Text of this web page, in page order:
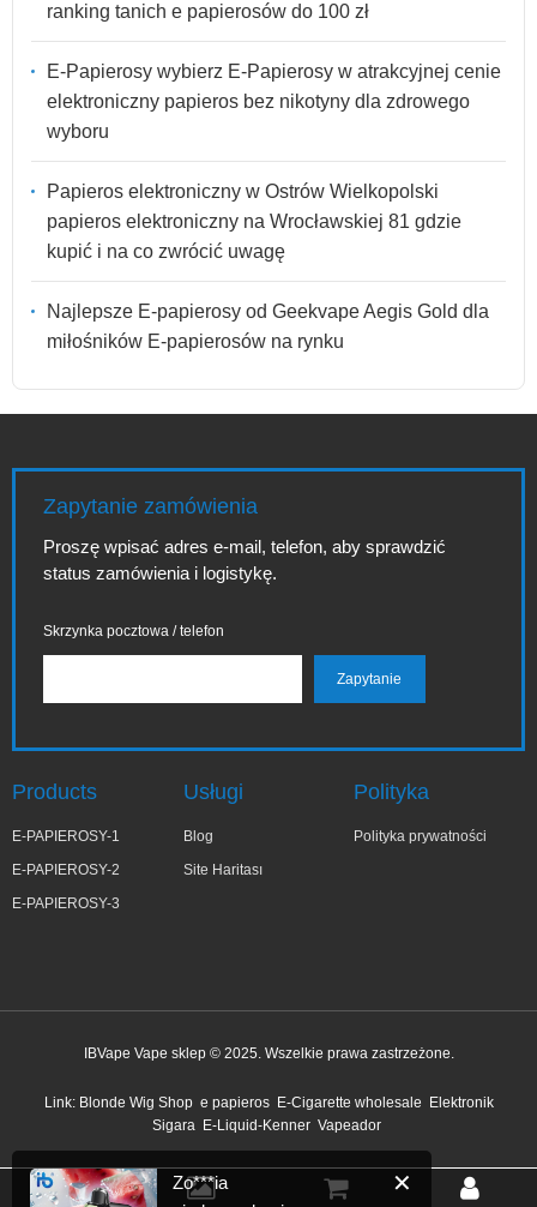
ranking tanich e papierosów do 100 zł
E-Papierosy wybierz E-Papierosy w atrakcyjnej cenie
elektroniczny papieros bez nikotyny dla zdrowego
wyboru
Papieros elektroniczny w Ostrów Wielkopolski
papieros elektroniczny na Wrocławskiej 81 gdzie
kupić i na co zwrócić uwagę
Najlepsze E-papierosy od Geekvape Aegis Gold dla
miłośników E-papierosów na rynku
Zapytanie zamówienia
Proszę wpisać adres e-mail, telefon, aby sprawdzić
status zamówienia i logistykę.
Skrzynka pocztowa / telefon
Products
E-PAPIEROSY-1
E-PAPIEROSY-2
E-PAPIEROSY-3
Usługi
Blog
Site Haritası
Polityka
Polityka prywatności
IBVape Vape sklep © 2025. Wszelkie prawa zastrzeżone.
Link: Blonde Wig Shop e papieros E-Cigarette wholesale
Elektronik
Sigara E-Liquid-Kenner Vapeador
niedawno kupiony
7 minut temu